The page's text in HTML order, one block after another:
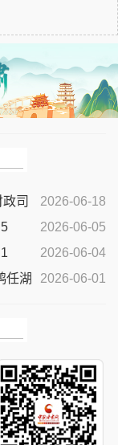
2026-06-18
司
2026-06-05
2026-06-04
2026-06-01
任湖